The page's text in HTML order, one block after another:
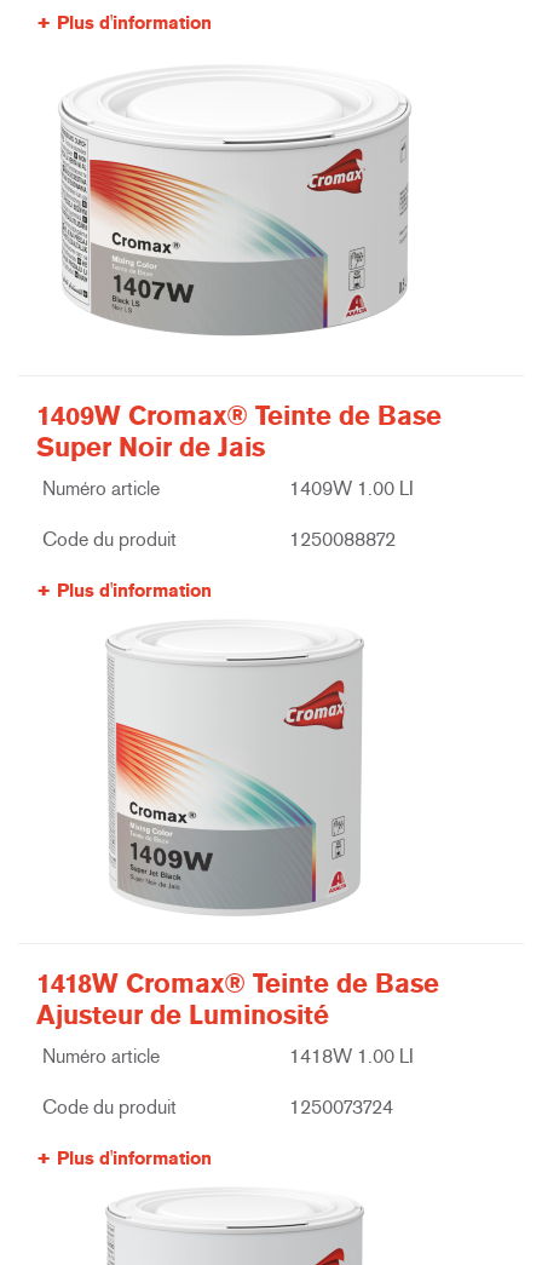
Plus d'information
1409W Cromax® Teinte de Base
Super Noir de Jais
Numéro article 1409W 1.00 LI
Code du produit 1250088872
Plus d'information
1418W Cromax® Teinte de Base
Ajusteur de Luminosité
Numéro article 1418W 1.00 LI
Code du produit 1250073724
Plus d'information